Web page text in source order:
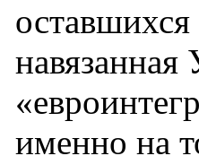
навязанная
именно на